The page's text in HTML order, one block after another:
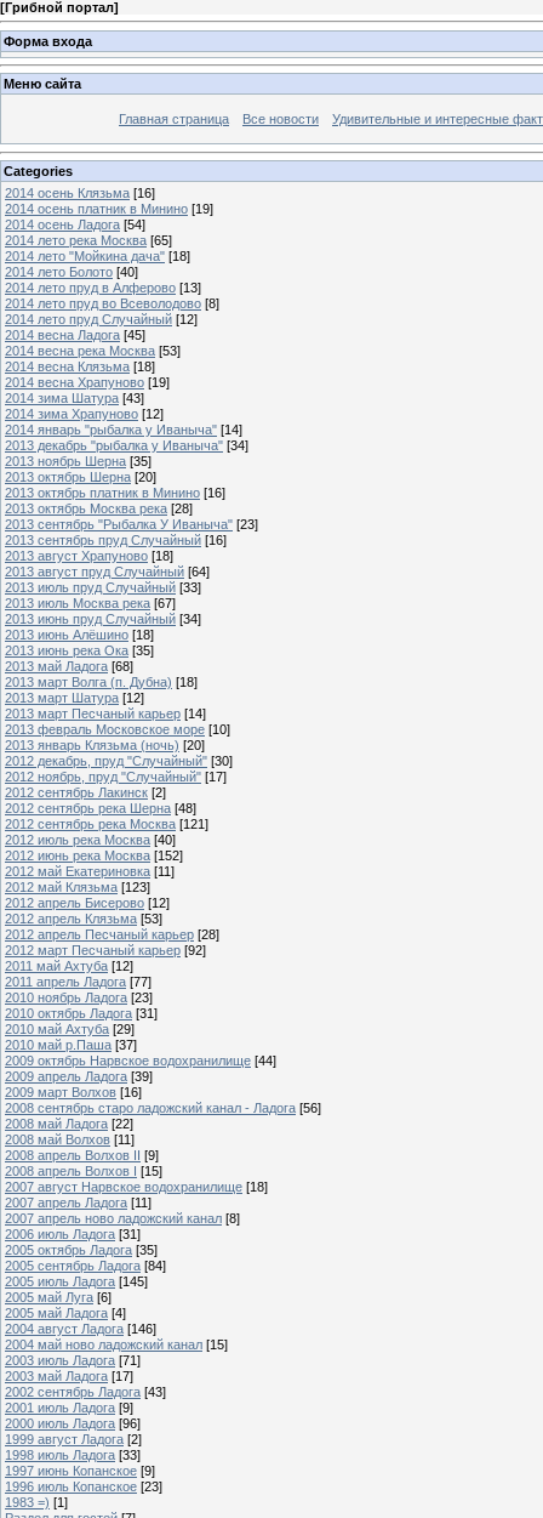
[Грибной портал]
Форма входа
Меню сайта
Главная страница Все новости Удивительные и интересные
Categories
2014 осень Клязьма [16]
2014 осень платник в Минино [19]
2014 осень Ладога [54]
2014 лето река Москва [65]
2014 лето "Мойкина дача" [18]
2014 лето Болото [40]
2014 лето пруд в Алферово [13]
2014 лето пруд во Всеволодово [8]
2014 лето пруд Случайный [12]
2014 весна Ладога [45]
2014 весна река Москва [53]
2014 весна Клязьма [18]
2014 весна Храпуново [19]
2014 зима Шатура [43]
2014 зима Храпуново [12]
2014 январь "рыбалка у Иваныча" [14]
2013 декабрь "рыбалка у Иваныча" [34]
2013 ноябрь Шерна [35]
2013 октябрь Шерна [20]
2013 октябрь платник в Минино [16]
2013 октябрь Москва река [28]
2013 сентябрь "Рыбалка У Иваныча" [23]
2013 сентябрь пруд Случайный [16]
2013 август Храпуново [18]
2013 август пруд Случайный [64]
2013 июль пруд Случайный [33]
2013 июль Москва река [67]
2013 июнь пруд Случайный [34]
2013 июнь Алёшино [18]
2013 июнь река Ока [35]
2013 май Ладога [68]
2013 март Волга (п. Дубна) [18]
2013 март Шатура [12]
2013 март Песчаный карьер [14]
2013 февраль Московское море [10]
2013 январь Клязьма (ночь) [20]
2012 декабрь, пруд "Случайный" [30]
2012 ноябрь, пруд "Случайный" [17]
2012 сентябрь Лакинск [2]
2012 сентябрь река Шерна [48]
2012 сентябрь река Москва [121]
2012 июль река Москва [40]
2012 июнь река Москва [152]
2012 май Екатериновка [11]
2012 май Клязьма [123]
2012 апрель Бисерово [12]
2012 апрель Клязьма [53]
2012 апрель Песчаный карьер [28]
2012 март Песчаный карьер [92]
2011 май Ахтуба [12]
2011 апрель Ладога [77]
2010 ноябрь Ладога [23]
2010 октябрь Ладога [31]
2010 май Ахтуба [29]
2010 май р.Паша [37]
2009 октябрь Нарвское водохранилище [44]
2009 апрель Ладога [39]
2009 март Волхов [16]
2008 сентябрь старо ладожский канал - Ладога [56]
2008 май Ладога [22]
2008 май Волхов [11]
2008 апрель Волхов II [9]
2008 апрель Волхов I [15]
2007 август Нарвское водохранилище [18]
2007 апрель Ладога [11]
2007 апрель ново ладожский канал [8]
2006 июль Ладога [31]
2005 октябрь Ладога [35]
2005 сентябрь Ладога [84]
2005 июль Ладога [145]
2005 май Луга [6]
2005 май Ладога [4]
2004 август Ладога [146]
2004 май ново ладожский канал [15]
2003 июль Ладога [71]
2003 май Ладога [17]
2002 сентябрь Ладога [43]
2001 июль Ладога [9]
2000 июль Ладога [96]
1999 август Ладога [2]
1998 июль Ладога [33]
1997 июнь Копанское [9]
1996 июль Копанское [23]
1983 =) [1]